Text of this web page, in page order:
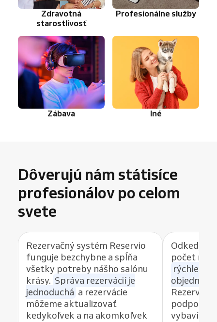
Zdravotná
starostlivosť
Profesionálne služby
Zábava Iné
Dôverujú nám státisíce
profesionálov po celom
svete
Rezervačný systém Reservio
funguje bezchybne a spĺňa
všetky potreby nášho salónu
krásy. Správa rezervácií je
jednoduchá a rezervácie
môžeme aktualizovať
kedykoľvek a na akomkoľvek
Odkedy
počet
rýchlemu
podpory,
vybaví